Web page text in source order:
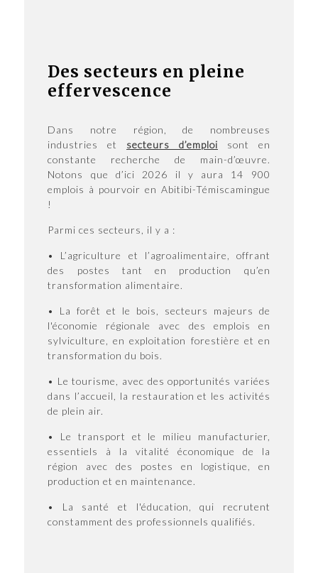
Des secteurs en pleine
effervescence
Dans notre région, de nombreuses
industries et secteurs d’emploi sont en
constante recherche de main-d’œuvre.
Notons que d’ici 2026 il y aura 14 900
emplois à pourvoir en Abitibi-Témiscamingue
!
Parmi ces secteurs, il y a :
• L’agriculture et l’agroalimentaire, offrant
des postes tant en production qu’en
transformation alimentaire.
• La forêt et le bois, secteurs majeurs de
l'économie régionale avec des emplois en
sylviculture, en exploitation forestière et en
transformation du bois.
• Le tourisme, avec des opportunités variées
dans l’accueil, la restauration et les activités
de plein air.
• Le transport et le milieu manufacturier,
essentiels à la vitalité économique de la
région avec des postes en logistique, en
production et en maintenance.
• La santé et l'éducation, qui recrutent
constamment des professionnels qualifiés.